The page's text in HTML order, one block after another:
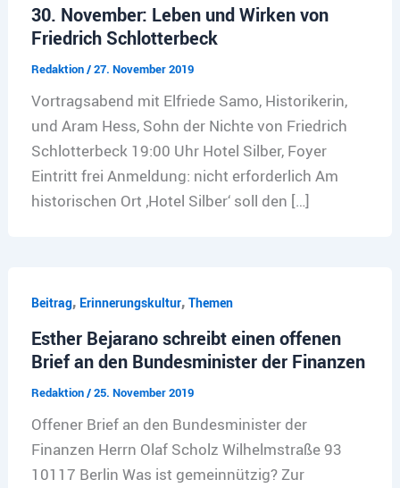
30. November: Leben und Wirken von
Friedrich Schlotterbeck
Redaktion/27. November 2019
Vortragsabend mit Elfriede Samo, Historikerin,
und Aram Hess, Sohn der Nichte von Friedrich
Schlotterbeck 19:00 Uhr Hotel Silber, Foyer
Eintritt frei Anmeldung: nicht erforderlich Am
historischen Ort ‚Hotel Silber‘ soll den […]
Beitrag, Erinnerungskultur, Themen
Esther Bejarano schreibt einen offenen
Brief an den Bundesminister der Finanzen
Redaktion/25. November 2019
Offener Brief an den Bundesminister der
Finanzen Herrn Olaf Scholz Wilhelmstraße 93
10117 Berlin Was ist gemeinnützig? Zur